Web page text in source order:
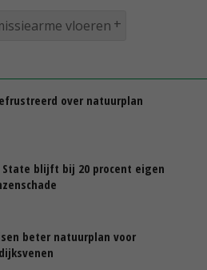
vloeren
over natuurplan
State blijft bij 20 procent eigen
beter natuurplan voor